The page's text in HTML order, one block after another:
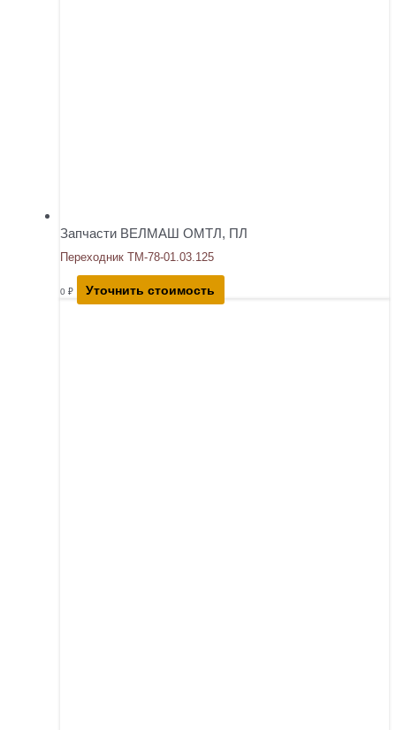
Запчасти ВЕЛМАШ ОМТЛ, ПЛ
Переходник ТМ-78-01.03.125
0 ₽ Уточнить стоимость